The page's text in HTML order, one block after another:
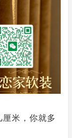
米，你就多